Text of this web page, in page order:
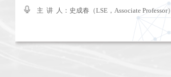
主 讲 人：史成春（LSE，Associate Professor）
主 讲 人：